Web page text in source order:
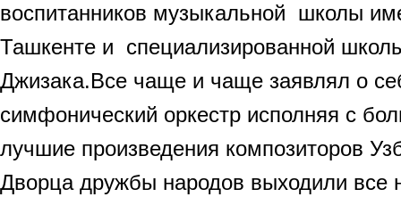
воспитанников музыкальной школы
Ташкенте и специализированной
Джизака.Все чаще и чаще заявлял о
симфонический оркестр исполняя с
лучшие произведения композиторов
Дворца дружбы народов выходили все